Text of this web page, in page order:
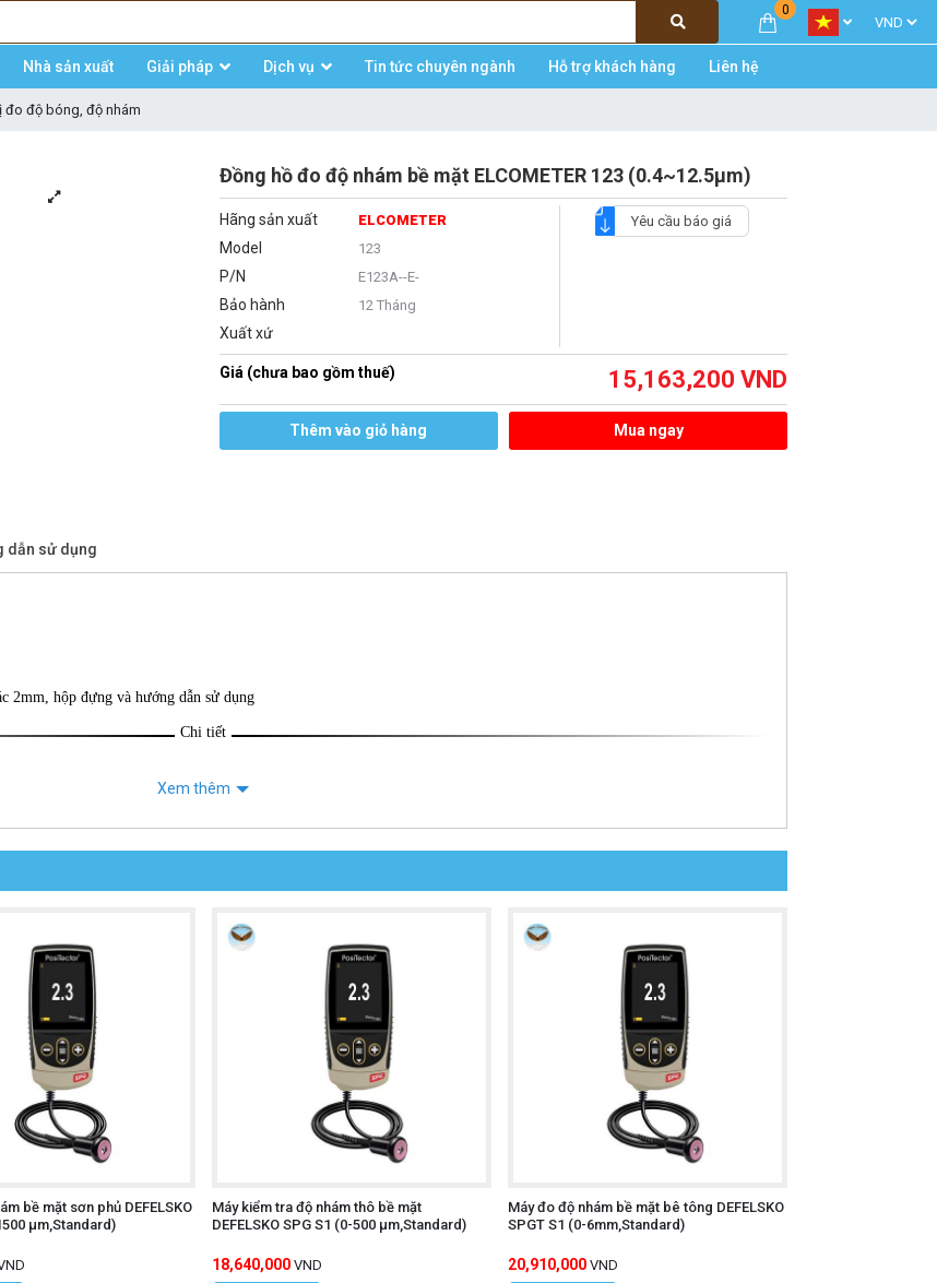
0
Nhà sản xuất Giải pháp Dịch vụ Tin tức chuyên ngành Hỗ trợ khách hàng Liên hệ
đo độ bóng, độ nhám
Đồng hồ đo độ nhám bề mặt ELCOMETER 123 (0.4~12.5μm)
Hãng sản xuất ELCOMETER
Model 123
P/N E123A--E-
Bảo hành 12 Tháng
Xuất xứ
Yêu cầu báo giá
Giá (chưa bao gồm thuế) 15,163,200 VND
Thêm vào giỏ hàng Mua ngay
dẫn sử dụng
2mm, hộp đựng và hướng dẫn sử dụng
Chi tiết
Xem thêm
bề mặt sơn phủ DEFELSKO
μm,Standard)
Máy kiểm tra độ nhám thô bề mặt
DEFELSKO SPG S1 (0-500 μm,Standard)
18,640,000 VND
Máy đo độ nhám bề mặt bê tông DEFELSKO
SPGT S1 (0-6mm,Standard)
20,910,000 VND